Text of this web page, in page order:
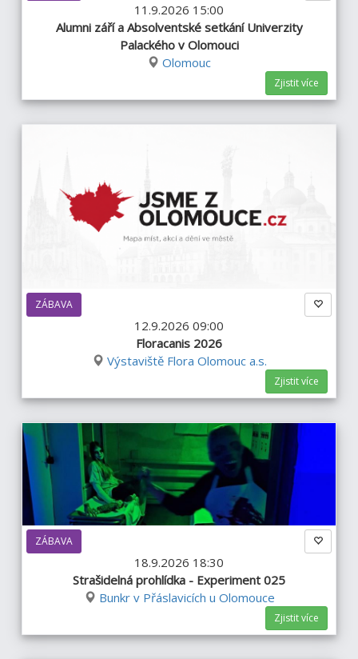
11.9.2026 15:00
Alumni září a Absolventské setkání Univerzity
Palackého v Olomouci
Olomouc
Zjistit více
ZÁBAVA
12.9.2026 09:00
Floracanis 2026
Výstaviště Flora Olomouc a.s.
Zjistit více
ZÁBAVA
18.9.2026 18:30
Strašidelná prohlídka - Experiment 025
Bunkr v Přáslavicích u Olomouce
Zjistit více